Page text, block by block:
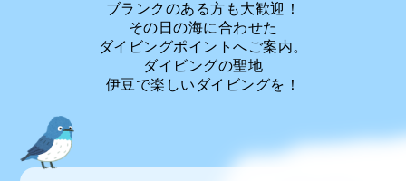
ブランクのある方も大歓迎！
その日の海に合わせた
ダイビングポイントへご案内。
ダイビングの聖地
伊豆で楽しいダイビングを！